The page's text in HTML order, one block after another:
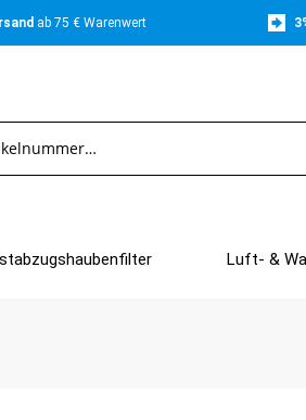
ab 75 € Warenwert
Luft- &